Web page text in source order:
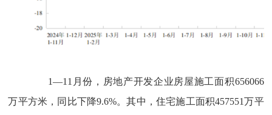
1—11 月份，房地产开发企业房屋施工面积656066
万平方米，同比下降9.6%。其中，住宅施工面积457551万平